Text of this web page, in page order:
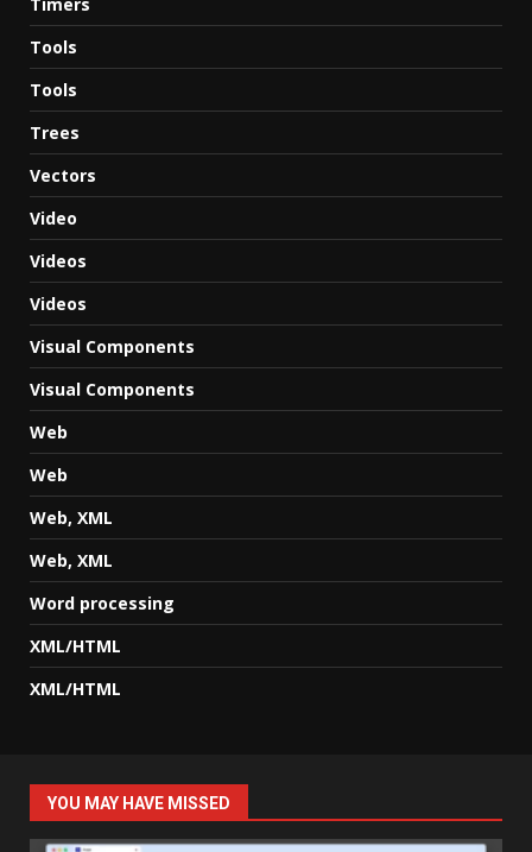
Tools
Tools
Trees
Vectors
Video
Videos
Videos
Visual Components
Visual Components
Web
Web
Web, XML
Web, XML
Word processing
XML/HTML
XML/HTML
YOU MAY HAVE MISSED